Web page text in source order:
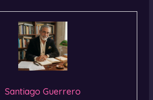
Santiago Guerrero